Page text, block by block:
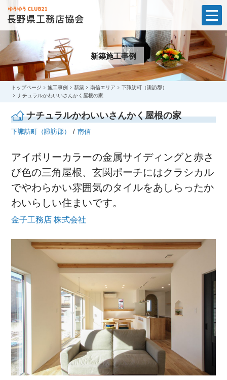
t
o
g
g
l
e
n
a
v
i
o
新築施工事例
トップページ 施工事例 新築 南信エリア
下諏訪町（諏訪郡）
ナチュラルかわいいさんかく屋根の家
ナチュラルかわいいさんかく屋根の家
下諏訪町（諏訪郡） 南信
アイボリーカラーの金属サイディングと赤さ
び色の三角屋根、玄関ポーチにはクラシカル
でやわらかい雰囲気のタイルをあしらったか
わいらしい住まいです。
金子工務店 株式会社